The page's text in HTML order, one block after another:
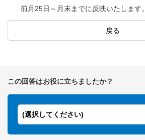
前月25日～月末までに反映いたします。
戻る
この回答はお役に立ちましたか？
(選択してください)